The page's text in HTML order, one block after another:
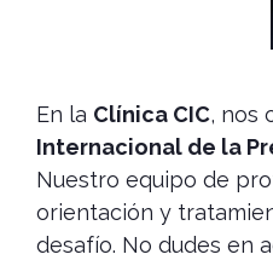
En la Clínica CIC, nos
Internacional de la
Nuestro equipo de
orientación y
desafío. No dudes en